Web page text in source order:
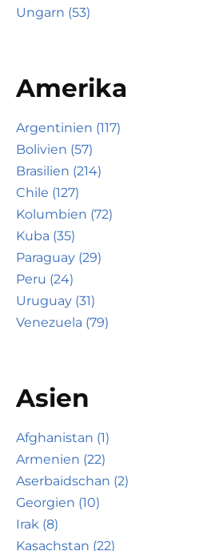
Ungarn (53)
Amerika
Argentinien (117)
Bolivien (57)
Brasilien (214)
Chile (127)
Kolumbien (72)
Kuba (35)
Paraguay (29)
Peru (24)
Uruguay (31)
Venezuela (79)
Asien
Afghanistan (1)
Armenien (22)
Aserbaidschan (2)
Georgien (10)
Irak (8)
Kasachstan (22)